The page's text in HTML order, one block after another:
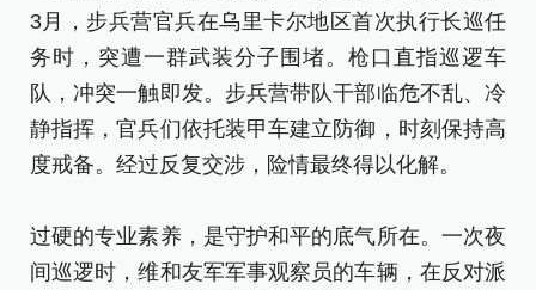
3月，步兵营官兵在乌里卡尔地区首次执行长巡任
务时，突遭一群武装分子围堵。枪口直指巡逻车
队，冲突一触即发。步兵营带队干部临危不乱、冷
静指挥，官兵们依托装甲车建立防御，时刻保持高
度戒备。经过反复交涉，险情最终得以化解。
过硬的专业素养，是守护和平的底气所在。一次夜
间巡逻时，维和友军军事观察员的车辆，在反对派